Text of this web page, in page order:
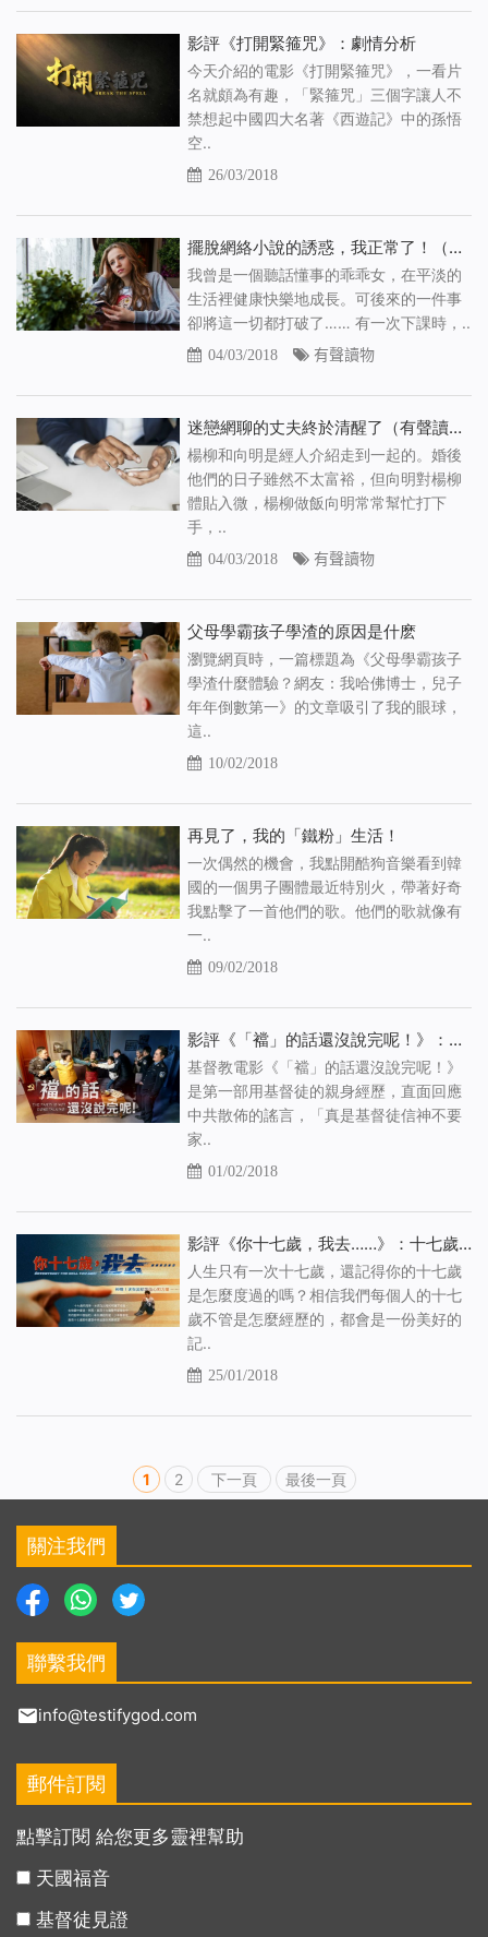
影評《打開緊箍咒》：劇情分析
今天介紹的電影《打開緊箍咒》，一看片
名就頗為有趣，「緊箍咒」三個字讓人不
禁想起中國四大名著《西遊記》中的孫悟
空..
26/03/2018
擺脫網絡小說的誘惑，我正常了！（有聲讀物）
我曾是一個聽話懂事的乖乖女，在平淡的
生活裡健康快樂地成長。可後來的一件事
卻將這一切都打破了…… 有一次下課時，..
04/03/2018 有聲讀物
迷戀網聊的丈夫終於清醒了（有聲讀物）
楊柳和向明是經人介紹走到一起的。婚後
他們的日子雖然不太富裕，但向明對楊柳
體貼入微，楊柳做飯向明常常幫忙打下
手，..
04/03/2018 有聲讀物
父母學霸孩子學渣的原因是什麽
瀏覽網頁時，一篇標題為《父母學霸孩子
學渣什麼體驗？網友：我哈佛博士，兒子
年年倒數第一》的文章吸引了我的眼球，
這..
10/02/2018
再見了，我的「鐵粉」生活！
一次偶然的機會，我點開酷狗音樂看到韓
國的一個男子團體最近特別火，帶著好奇
我點擊了一首他們的歌。他們的歌就像有
一..
09/02/2018
影評《「襠」的話還沒說完呢！》：揭祕「基督徒信神不要家」的真相
基督教電影《「襠」的話還沒說完呢！》
是第一部用基督徒的親身經歷，直面回應
中共散佈的謠言，「真是基督徒信神不要
家..
01/02/2018
影評《你十七歲，我去……》：十七歲基督徒的別樣青春
人生只有一次十七歲，還記得你的十七歲
是怎麼度過的嗎？相信我們每個人的十七
歲不管是怎麼經歷的，都會是一份美好的
記..
25/01/2018
1 2 下一頁 最後一頁
關注我們
聯繫我們
info@testifygod.com
郵件訂閱
點擊訂閱 給您更多靈裡幫助
天國福音
基督徒見證